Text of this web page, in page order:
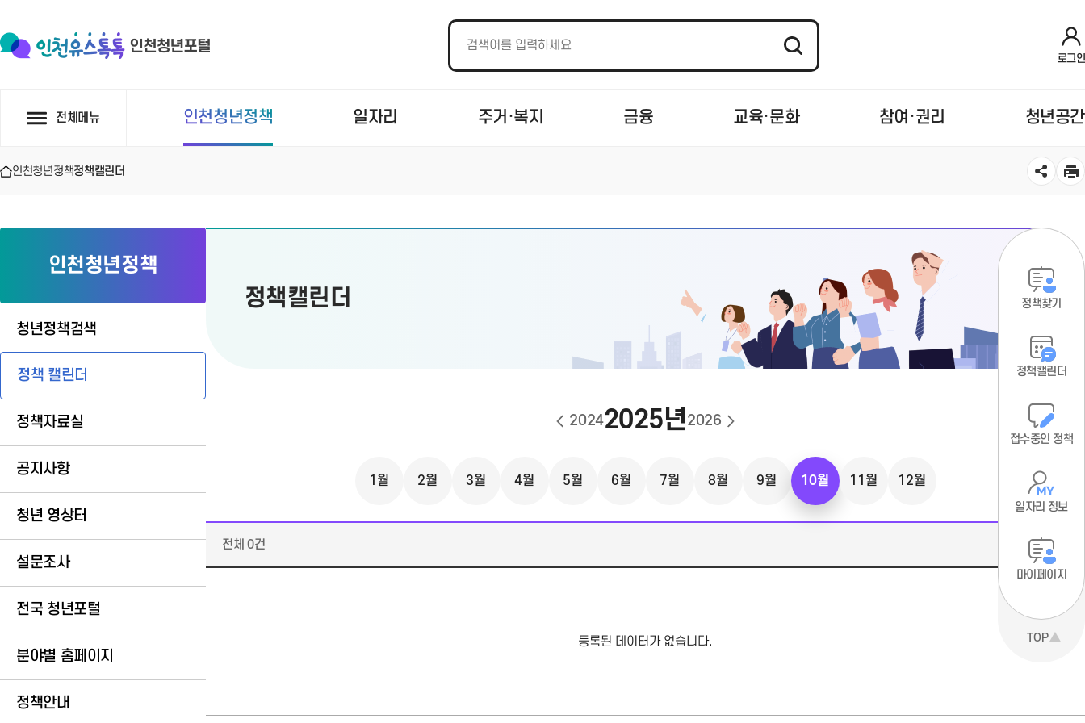
로그인
전체메뉴 인천청년정책 일자리 주거·복지 금융 교육·문화 참여·권리 청년공간
인천청년정책정책캘린더
인천청년정책
청년정책검색
정책 캘린더
정책자료실
공지사항
청년 영상터
설문조사
전국 청년포털
분야별 홈페이지
정책안내
정책캘린더
20242025년2026
1월 2월 3월 4월 5월 6월 7월 8월 9월 10월 11월 12월
전체 0건
등록된 데이터가 없습니다.
정책찾기
정책캘린더
접수중인 정책
일자리 정보
마이페이지
TOP